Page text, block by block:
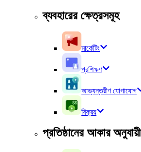
ব্যবহারের ক্ষেত্রসমূহ
মার্কেটিং
প্রশিক্ষণ
আভ্যন্তরীণ যোগাযোগ
বিক্রয়
প্রতিষ্ঠানের আকার অনুযায়ী